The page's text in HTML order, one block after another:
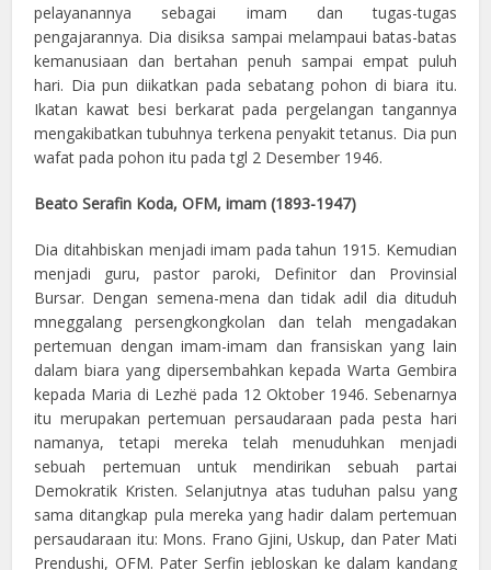
pelayanannya sebagai imam dan tugas-tugas
pengajarannya. Dia disiksa sampai melampaui batas-batas
kemanusiaan dan bertahan penuh sampai empat puluh
hari. Dia pun diikatkan pada sebatang pohon di biara itu.
Ikatan kawat besi berkarat pada pergelangan tangannya
mengakibatkan tubuhnya terkena penyakit tetanus. Dia pun
wafat pada pohon itu pada tgl 2 Desember 1946.
Beato Serafin Koda, OFM, imam (1893-1947)
Dia ditahbiskan menjadi imam pada tahun 1915. Kemudian
menjadi guru, pastor paroki, Definitor dan Provinsial
Bursar. Dengan semena-mena dan tidak adil dia dituduh
mneggalang persengkongkolan dan telah mengadakan
pertemuan dengan imam-imam dan fransiskan yang lain
dalam biara yang dipersembahkan kepada Warta Gembira
kepada Maria di Lezhë pada 12 Oktober 1946. Sebenarnya
itu merupakan pertemuan persaudaraan pada pesta hari
namanya, tetapi mereka telah menuduhkan menjadi
sebuah pertemuan untuk mendirikan sebuah partai
Demokratik Kristen. Selanjutnya atas tuduhan palsu yang
sama ditangkap pula mereka yang hadir dalam pertemuan
persaudaraan itu: Mons. Frano Gjini, Uskup, dan Pater Mati
Prendushi, OFM. Pater Serfin jebloskan ke dalam kandang